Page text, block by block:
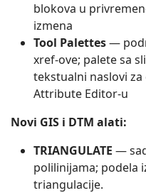
blokova u
izmena
Tool Palettes—
xref‑ove; palete sa
tekstualni naslovi
Attribute Editor‑u
Novi GIS i DTM alati:
TRIANGULATE —
polilinijama; podela
triangulacije.